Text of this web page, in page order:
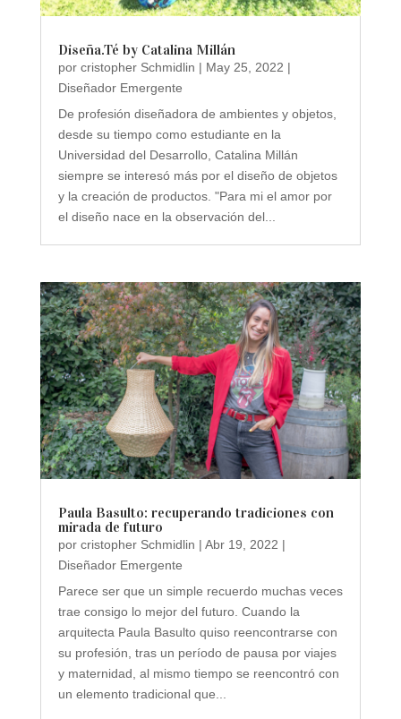
Diseña.Té by Catalina Millán
por cristopher Schmidlin | May 25, 2022 |
Diseñador Emergente
De profesión diseñadora de ambientes y objetos,
desde su tiempo como estudiante en la
Universidad del Desarrollo, Catalina Millán
siempre se interesó más por el diseño de objetos
y la creación de productos. "Para mi el amor por
el diseño nace en la observación del...
Paula Basulto: recuperando tradiciones con
mirada de futuro
por cristopher Schmidlin | Abr 19, 2022 |
Diseñador Emergente
Parece ser que un simple recuerdo muchas veces
trae consigo lo mejor del futuro. Cuando la
arquitecta Paula Basulto quiso reencontrarse con
su profesión, tras un período de pausa por viajes
y maternidad, al mismo tiempo se reencontró con
un elemento tradicional que...